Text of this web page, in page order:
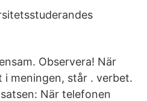
Observera! När
meningen, står . verbet.
När telefonen